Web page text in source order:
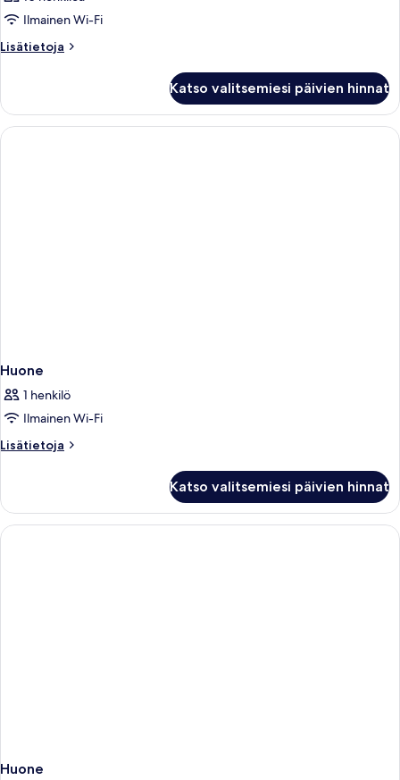
Ilmainen Wi-Fi
Lisätietoja
Lisätietoja
Katso valitsemiesi päivien hinnat
Huone
1 henkilö
Ilmainen Wi-Fi
Lisätietoja
Lisätietoja
Katso valitsemiesi päivien hinnat
Huone